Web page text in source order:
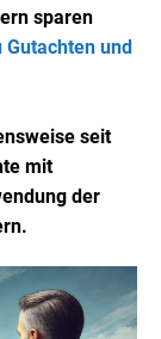
sparen
und
seit
mit
der